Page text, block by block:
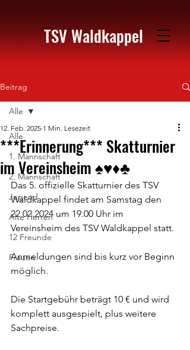
TSV Waldkappel
Beitrag
Alle
1. Mannschaft
2. Mannschaft
Jugend
Alte Herren
12 Freunde
Frauen
Alle
***Erinnerung*** Skatturnier
im Vereinsheim ♠️♥️♦️♣️
12. Feb. 2025 1 Min. Lesezeit
Das 5. offizielle Skatturnier des TSV
Waldkappel findet am Samstag den
22.02.2024 um 19.00 Uhr im
Vereinsheim des TSV Waldkappel statt.
Anmeldungen sind bis kurz vor Beginn
möglich.
Die Startgebühr beträgt 10 € und wird
komplett ausgespielt, plus weitere
Sachpreise.